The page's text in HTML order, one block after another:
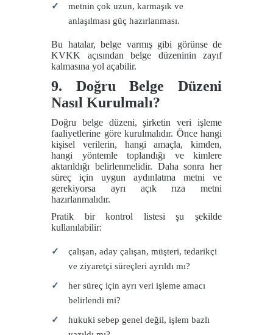
metnin çok uzun, karmaşık ve
anlaşılması güç hazırlanması.
Bu hatalar, belge varmış gibi görünse de
KVKK açısından belge düzeninin zayıf
kalmasına yol açabilir.
9. Doğru Belge Düzeni
Nasıl Kurulmalı?
Doğru belge düzeni, şirketin veri işleme
faaliyetlerine göre kurulmalıdır. Önce hangi
kişisel verilerin, hangi amaçla, kimden,
hangi yöntemle toplandığı ve kimlere
aktarıldığı belirlenmelidir. Daha sonra her
süreç için uygun aydınlatma metni ve
gerekiyorsa ayrı açık rıza metni
hazırlanmalıdır.
Pratik bir kontrol listesi şu şekilde
kullanılabilir:
çalışan, aday çalışan, müşteri, tedarikçi
ve ziyaretçi süreçleri ayrıldı mı?
her süreç için ayrı veri işleme amacı
belirlendi mi?
hukuki sebep genel değil, işlem bazlı